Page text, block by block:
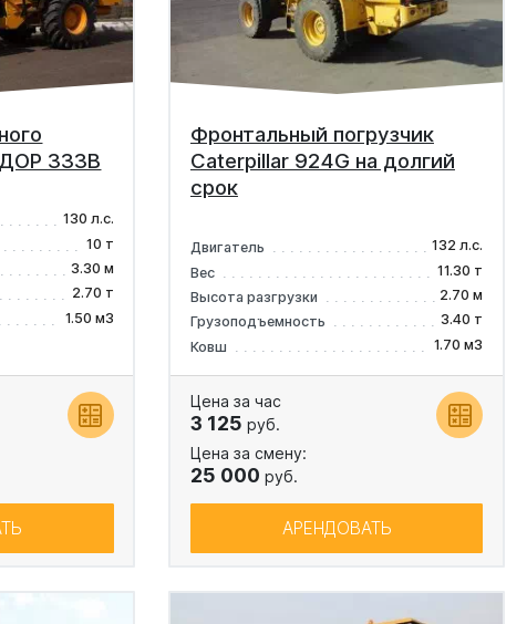
333В
130 л.с.
10 т
3.30 м
2.70 т
1.50 м3
Фронтальный погрузчик
Caterpillar 924G на долгий
срок
Двигатель
132 л.с.
Вес
11.30 т
Высота разгрузки
2.70 м
Грузоподъемность
3.40 т
Ковш
1.70 м3
Цена за час
3 125 руб.
Цена за смену:
25 000 руб.
АРЕНДОВАТЬ